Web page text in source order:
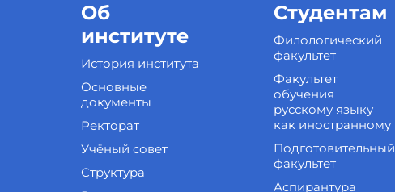
Об
институте
История института
Основные
документы
Ректорат
Учёный совет
Структура
Студентам
Филологический
факультет
Факультет
обучения
русскому языку
как иностранному
Подготовительный
факультет
Аспирантура